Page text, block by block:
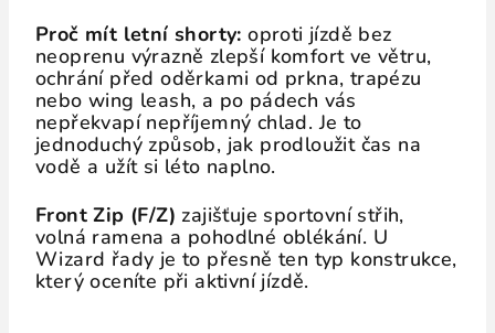
Proč mít letní shorty: oproti jízdě bez
neoprenu výrazně zlepší komfort ve větru,
ochrání před oděrkami od prkna, trapézu
nebo wing leash, a po pádech vás
nepřekvapí nepříjemný chlad. Je to
jednoduchý způsob, jak prodloužit čas na
vodě a užít si léto naplno.
Front Zip (F/Z) zajišťuje sportovní střih,
volná ramena a pohodlné oblékání. U
Wizard řady je to přesně ten typ konstrukce,
který oceníte při aktivní jízdě.